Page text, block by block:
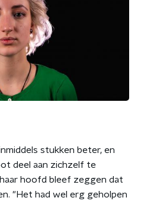
stukken beter, en
deel aan zichzelf te
hoofd bleef zeggen dat
"Het had wel erg geholpen